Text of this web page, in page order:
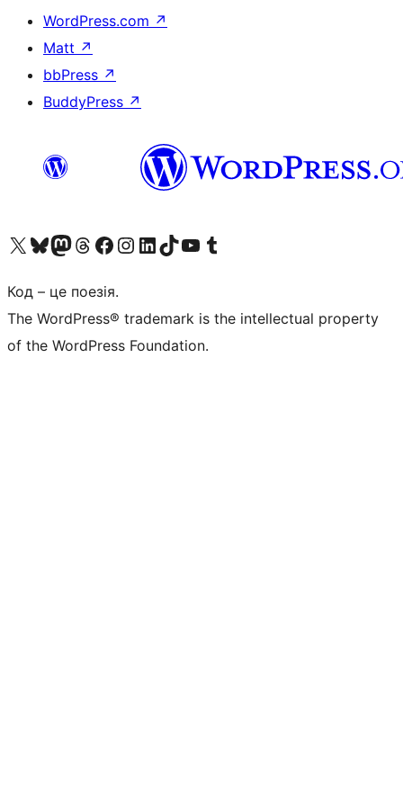
WordPress.com ↗
Matt ↗
bbPress ↗
BuddyPress ↗
Visit our X (formerly Twitter) account
Visit our Bluesky account
Завітайте до нашої стрічки в Mastodon
Visit our Threads account
Завітайте на нашу сторінку в Facebook
Visit our Instagram account
Visit our LinkedIn account
Visit our TikTok account
Visit our YouTube channel
Visit our Tumblr account
Код – це поезія.
The WordPress® trademark is the intellectual property
of the WordPress Foundation.